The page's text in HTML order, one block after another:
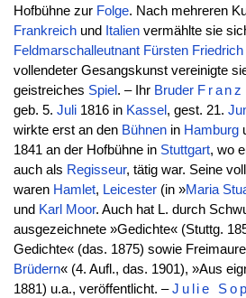
Hofbühne zur Folge. Nach mehreren
Frankreichund Italienvermählte sie
Feldmarschalleutnant Fürsten Friedrich
vollendeter Gesangskunst vereinigte
geistreiches Spiel . – Ihr Bruder Franz
geb. 5. Juli1816 in Kassel , gest. 21.
wirkte erst an den Bühnenin Hamburg
1841 an der Hofbühne in Stuttgart, wo
auch als Regisseur, tätig war. Seine
waren Hamlet, Leicester(in »Maria
und Karl Moor. Auch hat L. durch
ausgezeichnete »Gedichte« (Stuttg.
Gedichte« (das. 1875) sowie
Brüdern« (4. Aufl., das. 1901), »Aus
1881) u.a., veröffentlicht. –Julie